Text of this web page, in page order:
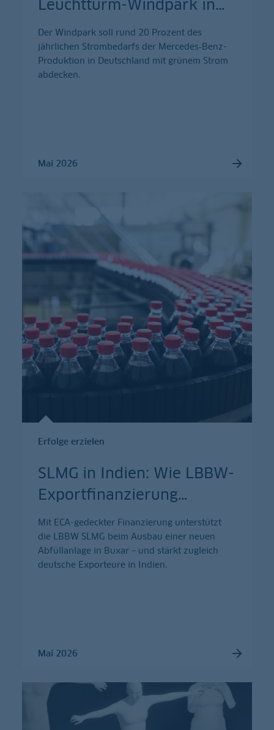
Leuchtturm-Windpark in…
Der Windpark soll rund 20 Prozent des
jährlichen Strombedarfs der Mercedes‑Benz-
Produktion in Deutschland mit grünem Strom
abdecken.
Mai 2026
Erfolge erzielen
SLMG in Indien: Wie LBBW-
Exportfinanzierung…
Mit ECA-gedeckter Finanzierung unterstützt
die LBBW SLMG beim Ausbau einer neuen
Abfüllanlage in Buxar – und stärkt zugleich
deutsche Exporteure in Indien.
Mai 2026